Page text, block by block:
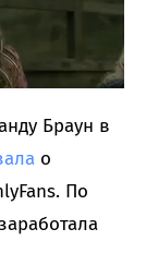
Браун в
о
По